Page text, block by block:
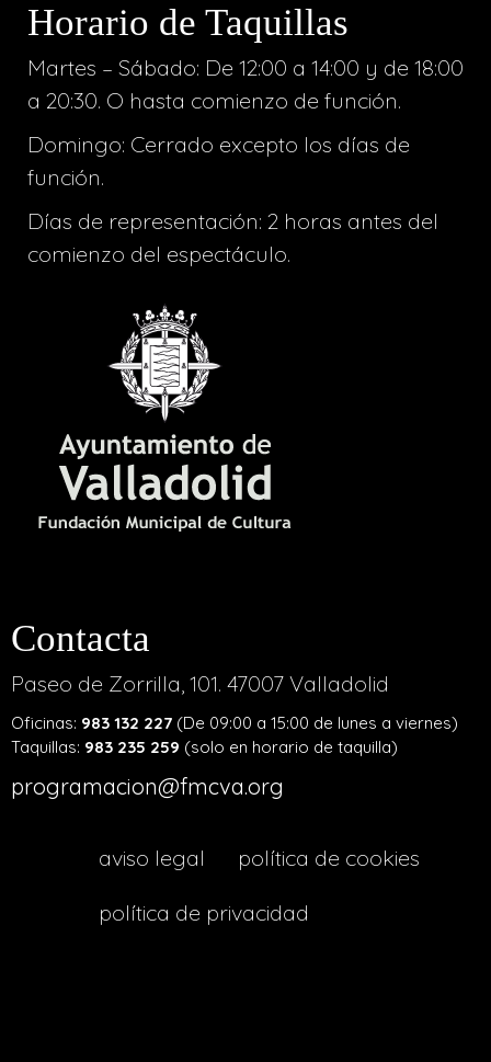
Horario de Taquillas
Martes – Sábado: De 12:00 a 14:00 y de 18:00
a 20:30. O hasta comienzo de función.
Domingo: Cerrado excepto los días de
función.
Días de representación: 2 horas antes del
comienzo del espectáculo.
Contacta
Paseo de Zorrilla, 101. 47007 Valladolid
Oficinas: 983 132 227 (De 09:00 a 15:00 de lunes a viernes)
Taquillas: 983 235 259 (solo en horario de taquilla)
programacion@fmcva.org
menu
footer
aviso legal
política de cookies
política de privacidad